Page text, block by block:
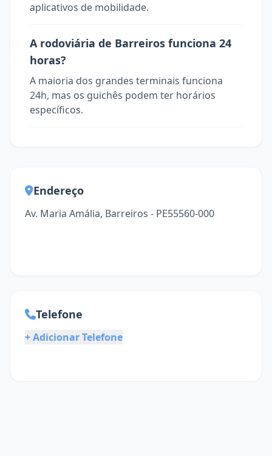
aplicativos de mobilidade.
A rodoviária de Barreiros funciona 24
horas?
A maioria dos grandes terminais funciona
24h, mas os guichês podem ter horários
específicos.
Endereço
Av. Maria Amália, Barreiros - PE55560-000
Telefone
+ Adicionar Telefone